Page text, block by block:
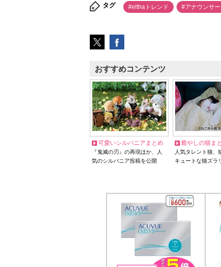
タグ #elthaトレンド #アナウンサー
おすすめコンテンツ
可愛いシルバニアまとめ
『鬼滅の刃』の再現ほか、人
気のシルバニア投稿を公開
癒やしの猫ま
人気タレント猫
キュートな猫ズラ